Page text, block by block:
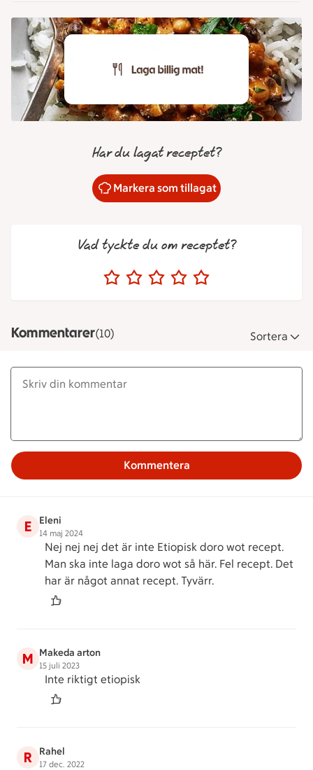
Har du lagat receptet?
Markera som tillagat
Vad tyckte du om receptet?
Kommentarer(10) Sortera
Kommentera
E Eleni
14 maj 2024
Nej nej nej det är inte Etiopisk doro wot recept.
Man ska inte laga doro wot så här. Fel recept. Det
har är något annat recept. Tyvärr.
M Makeda arton
15 juli 2023
Inte riktigt etiopisk
R Rahel
17 dec. 2022